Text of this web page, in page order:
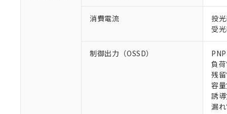
消費電流
投
受
制御出力（OSSD）
負
残
容
誘
漏
※1 対応状況